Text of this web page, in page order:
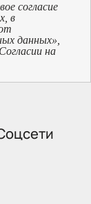
согласие
в
данных»,
на